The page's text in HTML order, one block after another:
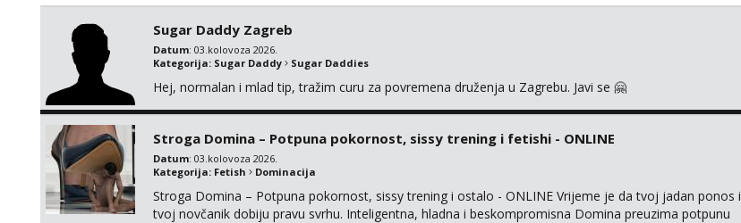
Sugar Daddy Zagreb
Datum: 03.kolovoza 2026.
Kategorija: Sugar Daddy Sugar Daddies
Hej, normalan i mlad tip, tražim curu za povremena druženja u Zagrebu. Javi se 🤗
Stroga Domina – Potpuna pokornost, sissy trening i fetishi - ONLINE
Datum: 03.kolovoza 2026.
Kategorija: Fetish Dominacija
Stroga Domina – Potpuna pokornost, sissy trening i ostalo - ONLINE Vrijeme je da tvoj jadan ponos i
tvoj novčanik dobiju pravu svrhu. Inteligentna, hladna i beskompromisna Domina preuzima potpunu